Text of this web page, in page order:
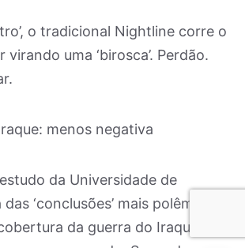
o tradicional Nightline corre o
virando uma ‘birosca’. Perdão.
menos negativa
da Universidade de
‘conclusões’ mais polêmicas
da guerra do Iraque pela